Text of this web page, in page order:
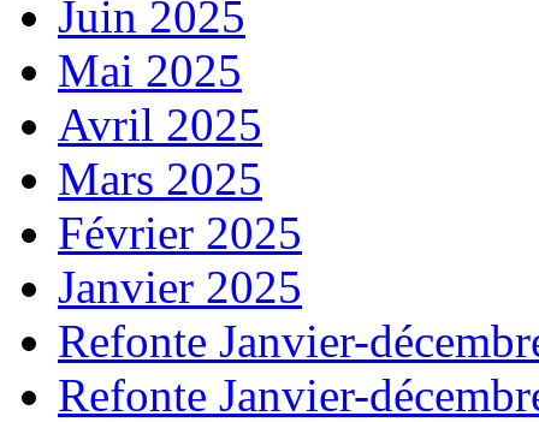
Juin 2025
Mai 2025
Avril 2025
Mars 2025
Février 2025
Janvier 2025
Refonte Janvier-
Refonte Janvier-